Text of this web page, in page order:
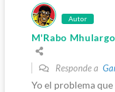
Autor
M'Rabo Mhulargo
Responde a
Yo el problema